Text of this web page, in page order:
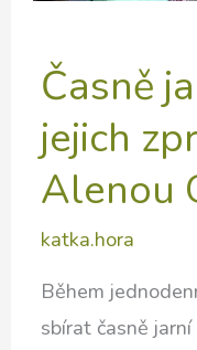
Časně
jejich
Alenou
katka.hora
Během
sbírat časně